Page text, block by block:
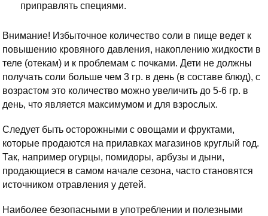
приправлять специями.
Внимание! Избыточное количество соли в пище ведет к
повышению кровяного давления, накоплению жидкости в
теле (отекам) и к проблемам с почками. Дети не должны
получать соли больше чем 3 гр. в день (в составе блюд), с
возрастом это количество можно увеличить до 5-6 гр. в
день, что является максимумом и для взрослых.
Следует быть осторожными с овощами и фруктами,
которые продаются на прилавках магазинов круглый год.
Так, например огурцы, помидоры, арбузы и дыни,
продающиеся в самом начале сезона, часто становятся
источником отравления у детей.
Наиболее безопасными в употреблении и полезными